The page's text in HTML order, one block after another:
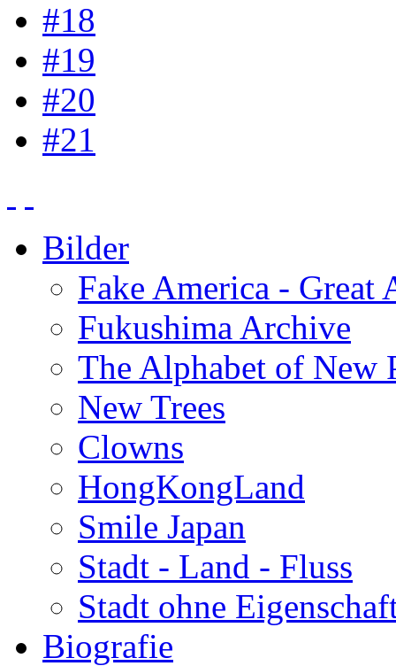
#18
#19
#20
#21
Bilder
Fake America - Great
Fukushima Archive
The Alphabet of New
New Trees
Clowns
HongKongLand
Smile Japan
Stadt - Land - Fluss
Stadt ohne
Biografie